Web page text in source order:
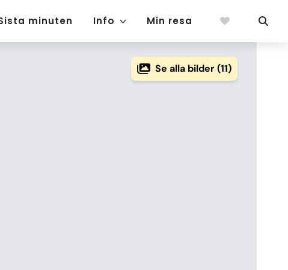
minuten Info Min resa
Se alla bilder (11)